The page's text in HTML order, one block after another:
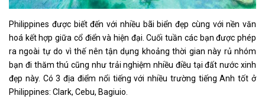
Philippines được biết đến với nhiều bãi biển đẹp cùng với nền văn
hoá kết hợp giữa cổ điển và hiện đại. Cuối tuần các bạn được phép
ra ngoài tự do vì thế nên tận dụng khoảng thời gian này rủ nhóm
bạn đi thăm thú cũng như trải nghiệm nhiều điều tại đất nước xinh
đẹp này. Có 3 địa điểm nổi tiếng với nhiều trường tiếng Anh tốt ở
Philippines: Clark, Cebu, Bagiuio.